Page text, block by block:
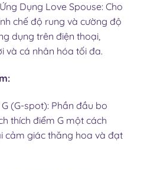
Dụng Love Spouse: Cho
chế độ rung và cường độ
dụng trên điện thoại,
và cá nhân hóa tối đa.
(G-spot): Phần đầu bo
thích điểm G một cách
cảm giác thăng hoa và đạt